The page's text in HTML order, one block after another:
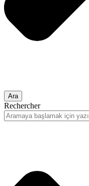
Ara
Rechercher